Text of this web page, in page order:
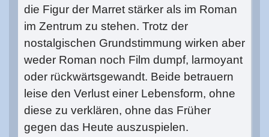
die Figur der Marret stärker als im Roman
im Zentrum zu stehen. Trotz der
nostalgischen Grundstimmung wirken aber
weder Roman noch Film dumpf, larmoyant
oder rückwärtsgewandt. Beide betrauern
leise den Verlust einer Lebensform, ohne
diese zu verklären, ohne das Früher
gegen das Heute auszuspielen.